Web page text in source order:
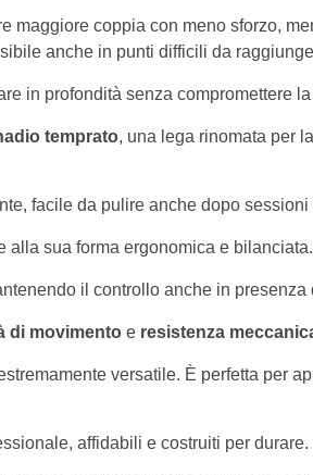
maggiore coppia con meno sforzo,
anche in punti difficili da
in profondità senza compromettere
temprato, una lega rinomata per
facile da pulire anche dopo
alla sua forma ergonomica e bilanciata.
il controllo anche in presenza
di movimentoe resistenza
versatile. È perfetta per
affidabili e costruiti per durare.